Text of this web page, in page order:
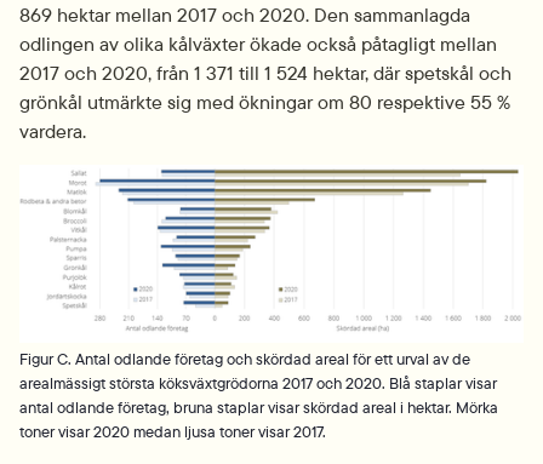
869 hektar mellan 2017 och 2020. Den sammanlagda
odlingen av olika kålväxter ökade också påtagligt mellan
2017 och 2020, från 1 371 till 1 524 hektar, där spetskål och
grönkål utmärkte sig med ökningar om 80 respektive 55 %
vardera.
Figur C. Antal odlande företag och skördad areal för ett urval av de
arealmässigt största köksväxtgrödorna 2017 och 2020. Blå staplar visar
antal odlande företag, bruna staplar visar skördad areal i hektar. Mörka
toner visar 2020 medan ljusa toner visar 2017.